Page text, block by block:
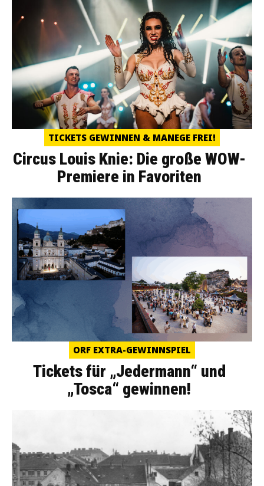
TICKETS GEWINNEN & MANEGE FREI!
Circus Louis Knie: Die große WOW-
Premiere in Favoriten
ORF EXTRA-GEWINNSPIEL
Tickets für „Jedermann“ und
„Tosca“ gewinnen!